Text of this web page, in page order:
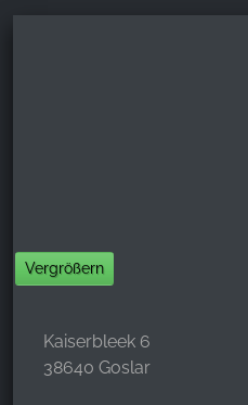
Vergrößern
Kaiserbleek 6
38640 Goslar